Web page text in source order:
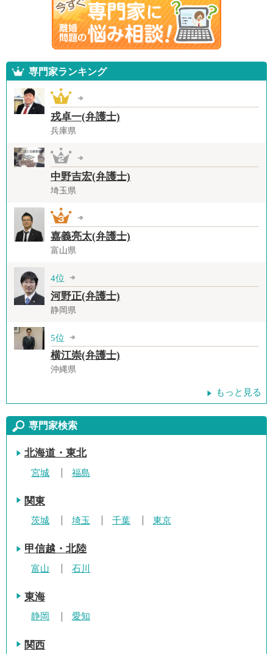
専門家ランキング
戎卓一(弁護士)
兵庫県
中野吉宏(弁護士)
埼玉県
嘉義亮太(弁護士)
富山県
4位
河野正(弁護士)
静岡県
5位
横江崇(弁護士)
沖縄県
もっと見る
専門家検索
北海道・東北
宮城 福島
関東
茨城 埼玉 千葉 東京
甲信越・北陸
富山 石川
東海
静岡 愛知
関西